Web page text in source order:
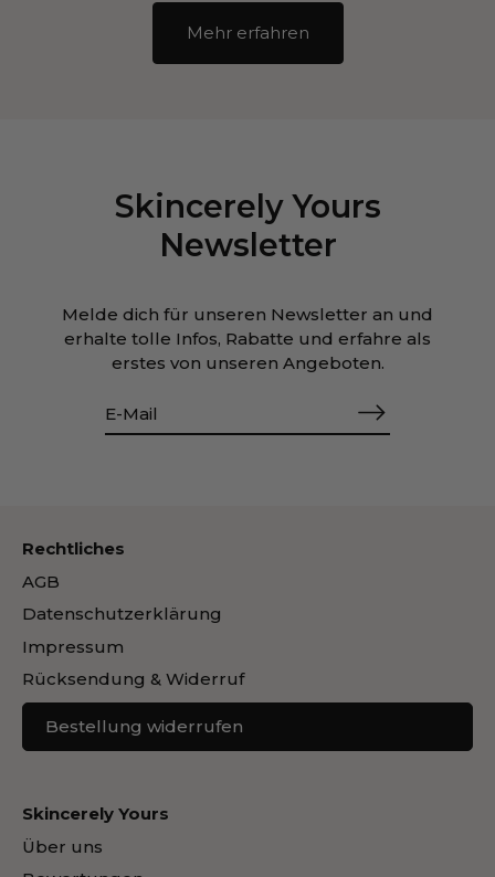
Mehr erfahren
Skincerely Yours
Newsletter
Melde dich für unseren Newsletter an und
erhalte tolle Infos, Rabatte und erfahre als
erstes von unseren Angeboten.
Rechtliches
AGB
Datenschutzerklärung
Impressum
Rücksendung & Widerruf
Bestellung widerrufen
Skincerely Yours
Über uns